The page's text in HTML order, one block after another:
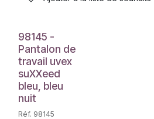
98145 -
Pantalon de
travail uvex
suXXeed
bleu, bleu
nuit
Réf. 98145